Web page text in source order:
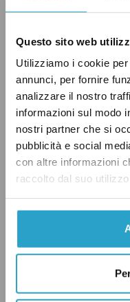
Questo sito web
Utilizziamo i cookie
annunci, per fornire
analizzare il nostro
informazioni sul modo
nostri partner che si
pubblicità e social
con altre informazioni
raccolto dal suo
ragazzi».
Il 16 agosto, dieci
nuovo NITAG,
di tutti i suoi
salute pubblica
e un lavoro serio,
clamore. Con
lavorato e
interesse dei
nota.
La decisione,